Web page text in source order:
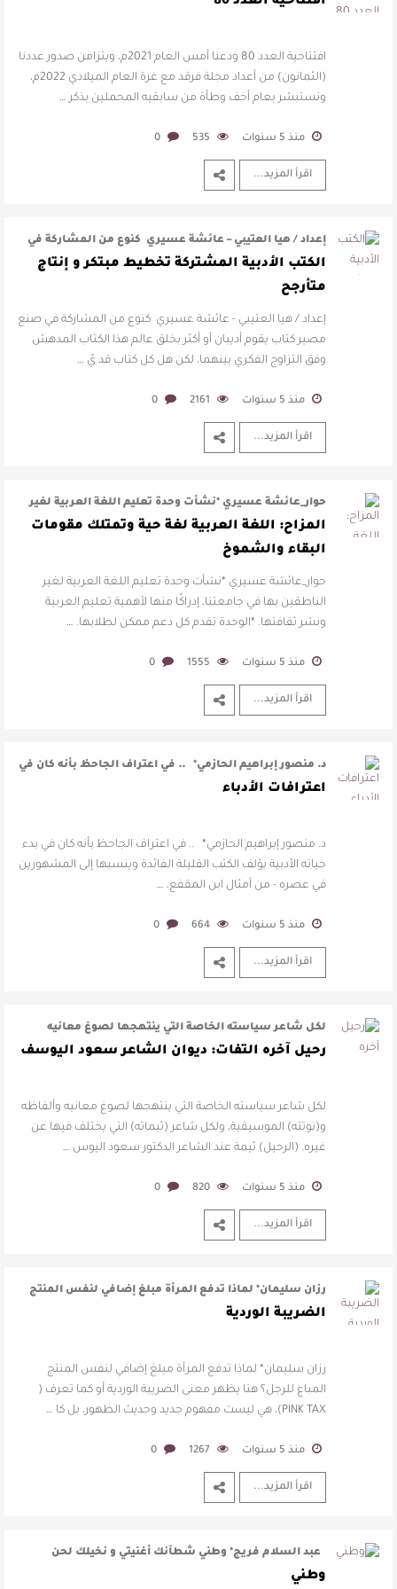
القيمة الأدبية بين استحقاق النص وسلطة الجائزة
​ اللون الأحمر وشاح سردية الأدب وسر رمزية
آليات البناء الاستهلالي في رواية : ( على كف رتويت )
للدكتورة زينب الخضيري
افتتاحية العدد 80 ودعنا أمس العام 2021م، ويتزامن صدور عددنا
(الثمانون) من أعداد مجلة فرقد مع غرة العام الميلادي 2022م،
ونستبشر بعام أخف وطأة من سابقيه المحملين بذكر …
منذ 5 سنوات 535
0
اقرأ المزيد...
إعداد / هيا العتيبي – عائشة عسيري كنوع من المشاركة في
صنع مصير كتاب يقوم …
الكتب الأدبية المشتركة تخطيط مبتكر و إنتاج
متأرجح
إعداد / هيا العتيبي - عائشة عسيري كنوع من المشاركة في صنع
مصير كتاب يقوم أديبان أو أكثر بخلق عالم هذا الكتاب المدهش
وفق التزاوج الفكري بينهما، لكن هل كل كتاب قد يُ …
منذ 5 سنوات 2161
0
اقرأ المزيد...
حوار_عائشة عسيري *نشأت وحدة تعليم اللغة العربية لغير
الناطقين بها في جامعتنا، إد …
المزاح: اللغة العربية لغة حية وتمتلك مقومات
البقاء والشموخ
حوار_عائشة عسيري *نشأت وحدة تعليم اللغة العربية لغير
الناطقين بها في جامعتنا، إدراكًا منها لأهمية تعليم العربية
ونشر ثقافتها. *الوحدة تقدم كل دعم ممكن لطلابها. …
منذ 5 سنوات 1555
0
اقرأ المزيد...
د. منصور إبراهيم الحازمي* .. في اعتراف الجاحظ بأنه كان في
بدء حياته الأدب …
اعترافات الأدباء
د. منصور إبراهيم الحازمي* .. في اعتراف الجاحظ بأنه كان في بدء
حياته الأدبية يؤلف الكتب القليلة الفائدة وينسبها إلى المشهورين
في عصره - من أمثال ابن المقفع، …
منذ 5 سنوات 664
0
اقرأ المزيد...
لكل شاعر سياسته الخاصة التي ينتهجها لصوغ معانيه
وألفاظه و(نوتته) الموسيقية، ولكل …
رحيل آخره التفات: ديوان الشاعر سعود اليوسف
لكل شاعر سياسته الخاصة التي ينتهجها لصوغ معانيه وألفاظه
و(نوتته) الموسيقية، ولكل شاعر (ثيماته) التي يختلف فيها عن
غيره. (الرحيل) ثيمة عند الشاعر الدكتور سعود اليوس …
منذ 5 سنوات 820
0
اقرأ المزيد...
رزان سليمان* لماذا تدفع المرأة مبلغ إضافي لنفس المنتج
المباع للرجل؟ هنا يظهر معن …
الضريبة الوردية
رزان سليمان* لماذا تدفع المرأة مبلغ إضافي لنفس المنتج
المباع للرجل؟ هنا يظهر معنى الضريبة الوردية أو كما تعرف (
PINK TAX)، هي ليست مفهوم جديد وحديث الظهور، بل كا …
منذ 5 سنوات 1267
0
اقرأ المزيد...
عبد السلام فريج* وطني شطآنك أغنيتي و نخيلك لحن
الأزمان في مكة آيات تت …
وطني